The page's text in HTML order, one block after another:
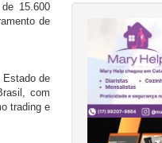
15.600
de
de
com
trading e